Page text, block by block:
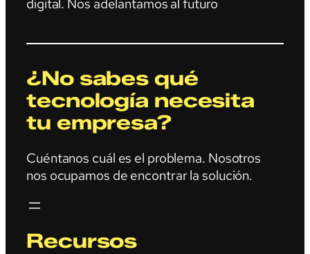
digital. Nos adelantamos al futuro
¿No sabes qué
tecnología necesita
tu empresa?
Cuéntanos cuál es el problema. Nosotros
nos ocupamos de encontrar la solución.
Recursos